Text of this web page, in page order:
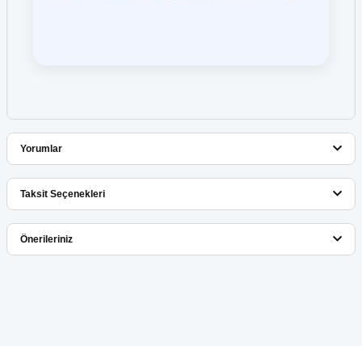
Yorumlar
Bu ürüne ilk yorumu siz yapın!
Taksit Seçenekleri
Önerileriniz